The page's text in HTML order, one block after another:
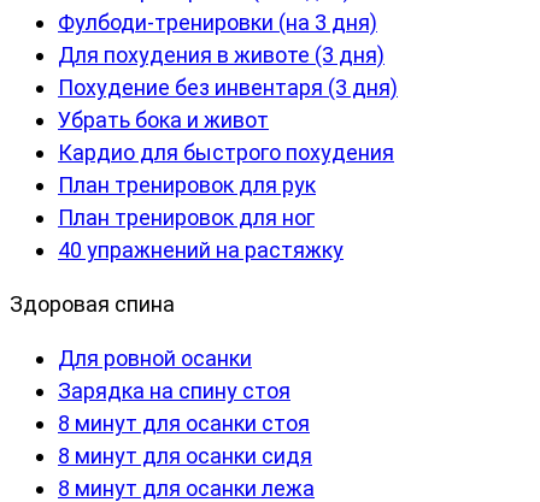
Фулбоди-тренировки (на 3 дня)
Для похудения в животе (3 дня)
Похудение без инвентаря (3 дня)
Убрать бока и живот
Кардио для быстрого похудения
План тренировок для рук
План тренировок для ног
40 упражнений на растяжку
Здоровая спина
Для ровной осанки
Зарядка на спину стоя
8 минут для осанки стоя
8 минут для осанки сидя
8 минут для осанки лежа